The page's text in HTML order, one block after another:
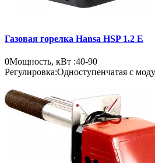
Газовая горелка Hansa HSP 1.2 E
0Мощность, кВт :40-90
Регулировка:Одноступенчатая с